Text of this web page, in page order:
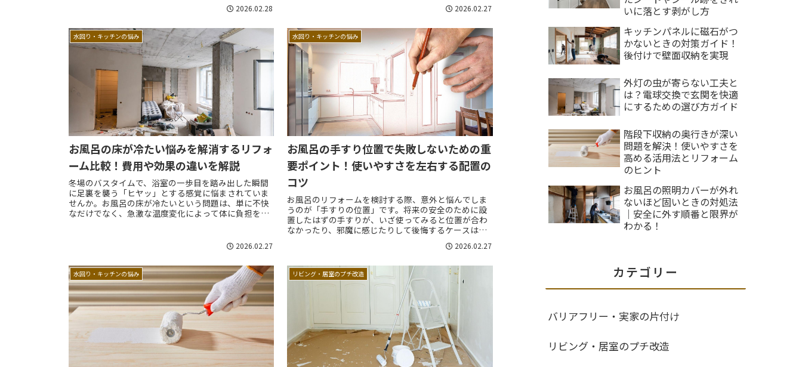
2026.02.28 2026.02.27
水回り・キッチンの悩み
お風呂の床が冷たい悩みを解消するリフォ
ーム比較！費用や効果の違いを解説
冬場のバスタイムで、浴室の一歩目を踏み出した瞬間
に足裏を襲う「ヒヤッ」とする感覚に悩まされていま
せんか。お風呂の床が冷たいという問題は、単に不快
なだけでなく、急激な温度変化によって体に負担をか
2026.02.27
水回り・キッチンの悩み
お風呂の手すり位置で失敗しないための重
要ポイント！使いやすさを左右する配置の
コツ
お風呂のリフォームを検討する際、意外と悩んでしま
うのが「手すりの位置」です。将来の安全のために設
置したはずの手すりが、いざ使ってみると位置が合わ
なかったり、邪魔に感じたりして後悔するケースは少
2026.02.27
水回り・キッチンの悩み リビング・居室のプチ改造
いに落とす剥がし方
キッチンパネルに磁石がつ
かないときの対策ガイド！
後付けで壁面収納を実現
外灯の虫が寄らない工夫と
は？電球交換で玄関を快適
にするための選び方ガイド
階段下収納の奥行きが深い
問題を解決！使いやすさを
高める活用法とリフォーム
のヒント
お風呂の照明カバーが外れ
ないほど固いときの対処法
｜安全に外す順番と限界が
わかる！
カテゴリー
バリアフリー・実家の片付け
リビング・居室のプチ改造